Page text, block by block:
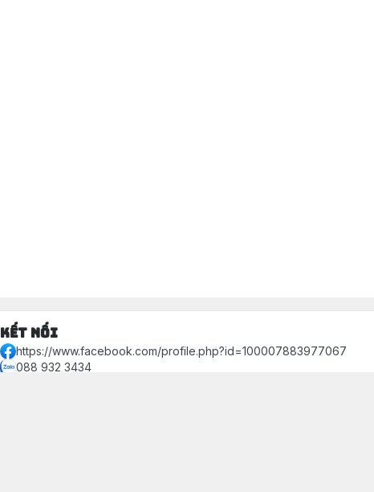
Kết nối
https://www.facebook.com/profile.php?id=100007883977067
088 932 3434